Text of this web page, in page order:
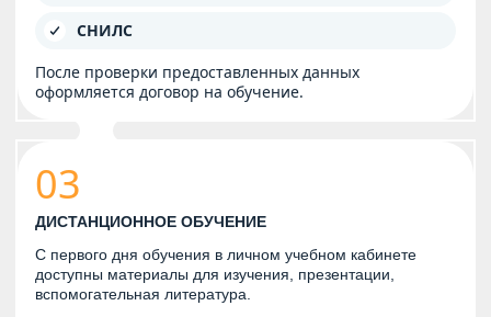
СНИЛС
После проверки предоставленных данных
оформляется договор на обучение.
03
ДИСТАНЦИОННОЕ ОБУЧЕНИЕ
С первого дня обучения в личном учебном кабинете
доступны материалы для изучения, презентации,
вспомогательная литература.